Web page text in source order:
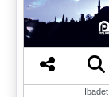
İbadet